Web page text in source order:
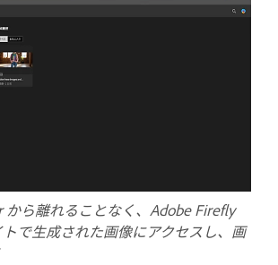
から離れることなく、Adobe Firefly
で生成された画像にアクセスし、画